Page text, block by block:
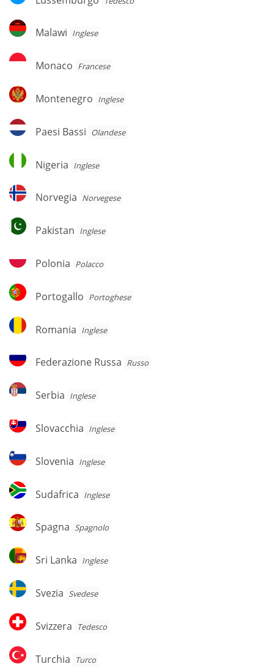
Malawi
Malawi Inglese
Monaco
Monaco Francese
Montenegro
Montenegro Inglese
Paesi
Bassi
Paesi Bassi Olandese
Nigeria
Nigeria Inglese
Norvegia
Norvegia Norvegese
Pakistan
Pakistan Inglese
Polonia
Polonia Polacco
Portogallo
Portogallo Portoghese
Romania
Romania Inglese
Federazione
Russa
Federazione Russa Russo
Serbia
Serbia Inglese
Slovacchia
Slovacchia Inglese
Slovenia
Slovenia Inglese
Sudafrica
Sudafrica Inglese
Spagna
Spagna Spagnolo
Sri
Lanka
Sri Lanka Inglese
Svezia
Svezia Svedese
Svizzera
Svizzera Tedesco
Turchia
Turchia Turco